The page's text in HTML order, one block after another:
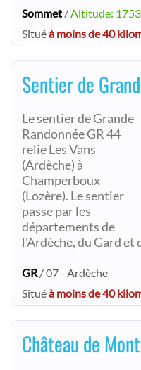
Sommet /Altitude: 1753
Situéà moins de 40
Sentier de
Le sentier de Grande
Randonnée GR 44
relie Les Vans
(Ardèche) à
Champerboux
(Lozère). Le sentier
passe par les
départements de
l'Ardèche, du Gard et
GR / 07 - Ardèche
Situéà moins de 40
Château de